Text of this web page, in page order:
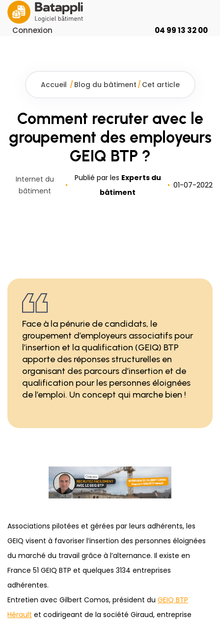
Connexion 04 99 13 32 00
Accueil / Blog du bâtiment / Cet article
Comment recruter avec le
groupement des employeurs
GEIQ BTP ?
Internet du
bâtiment
Publié par les Experts du
bâtiment
01-07-2022
Face à la pénurie de candidats, le
groupement d’employeurs associatifs pour
l’insertion et la qualification (GEIQ) BTP
apporte des réponses structurelles en
organisant des parcours d’insertion et de
qualification pour les personnes éloignées
de l’emploi. Un concept qui marche bien !
Associations pilotées et gérées par leurs adhérents, les
GEIQ visent à favoriser l’insertion des personnes éloignées
du marché du travail grâce à l’alternance. Il existe en
France 51 GEIQ BTP et quelques 3134 entreprises
adhérentes.
Entretien avec Gilbert Comos, président du GEIQ BTP
Hérault et codirigeant de la société Giraud, entreprise